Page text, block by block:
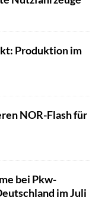
Produktion im
NOR-Flash für
bei Pkw-
im Juli